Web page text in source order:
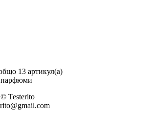
13 артикул(а)
Testerito